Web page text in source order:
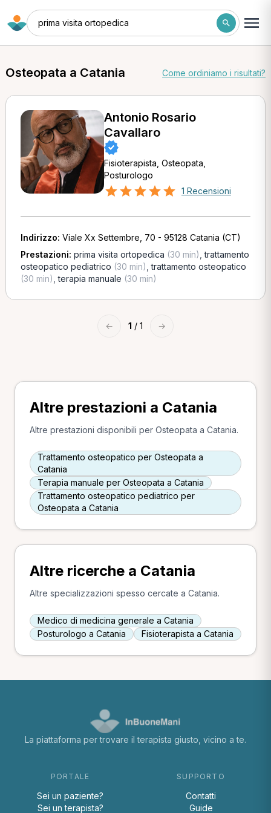
prima visita ortopedica
Osteopata a Catania Come ordiniamo i risultati?
Antonio Rosario
Cavallaro
Fisioterapista, Osteopata,
Posturologo
1 Recensioni
Indirizzo: Viale Xx Settembre, 70 - 95128 Catania (CT)
Prestazioni: prima visita ortopedica (30 min) ,trattamento
osteopatico pediatrico (30 min) ,trattamento osteopatico
(30 min) ,terapia manuale (30 min)
← 1 / 1 →
Altre prestazioni a Catania
Altre prestazioni disponibili per Osteopata a Catania.
Trattamento osteopatico per Osteopata a
Catania
Terapia manuale per Osteopata a Catania
Trattamento osteopatico pediatrico per
Osteopata a Catania
Altre ricerche a Catania
Altre specializzazioni spesso cercate a Catania.
Medico di medicina generale a Catania
Posturologo a Catania
Fisioterapista a Catania
La piattaforma per trovare il terapista giusto, vicino a te.
PORTALE
Sei un paziente?
Sei un terapista?
SUPPORTO
Contatti
Guide